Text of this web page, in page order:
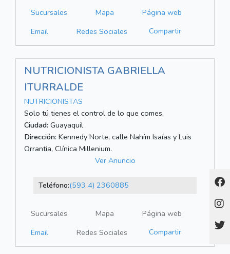
Sucursales Mapa
Página web
Email
Redes Sociales Compartir
NUTRICIONISTA GABRIELLA
ITURRALDE
NUTRICIONISTAS
Solo tú tienes el control de lo que comes.
Ciudad: Guayaquil
Dirección: Kennedy Norte, calle Nahím Isaías y Luis
Orrantia, Clínica Millenium.
Ver Anuncio
Teléfono:(593 4) 2360885
Sucursales Mapa
Página web
Email
Redes Sociales Compartir